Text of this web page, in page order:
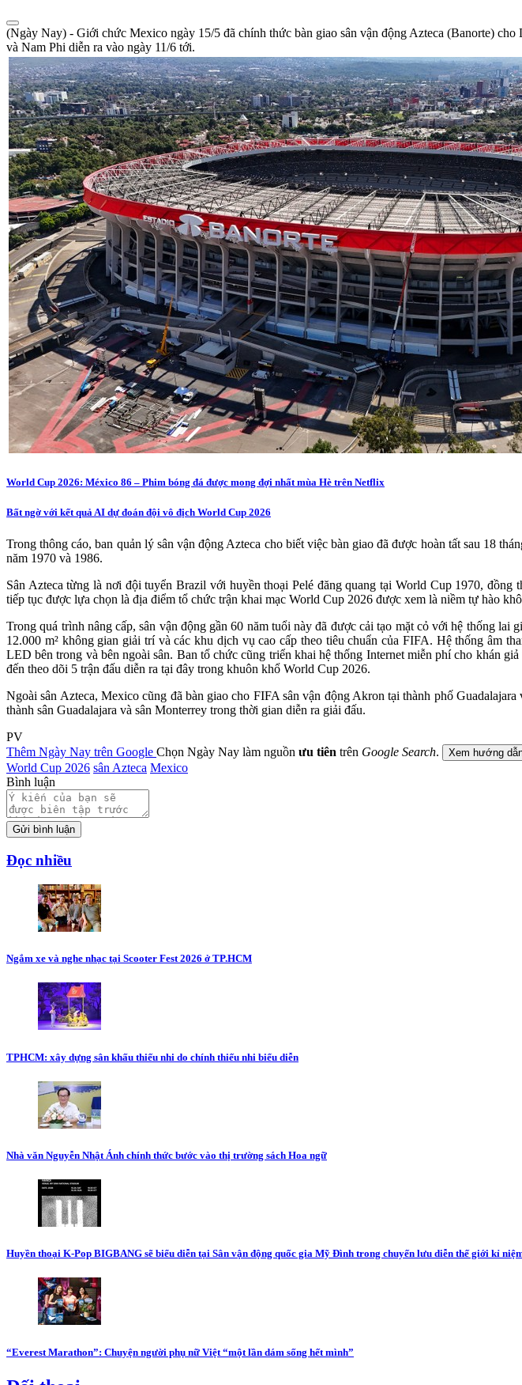
(Ngày Nay) - Giới chức Mexico ngày 15/5 đã chính thức bàn giao sân vận động Azteca (Banorte)
và Nam Phi diễn ra vào ngày 11/6 tới.
World Cup 2026: México 86 – Phim bóng đá được mong đợi nhất mùa Hè trên Netflix
Bất ngờ với kết quả AI dự đoán đội vô địch World Cup 2026
Trong thông cáo, ban quản lý sân vận động Azteca cho biết việc bàn giao đã được hoàn tất sau 18
năm 1970 và 1986.
Sân Azteca từng là nơi đội tuyển Brazil với huyền thoại Pelé đăng quang tại World Cup 1970,
tiếp tục được lựa chọn là địa điểm tổ chức trận khai mạc World Cup 2026 được xem là niềm tự hào
Trong quá trình nâng cấp, sân vận động gần 60 năm tuổi này đã được cải tạo mặt cỏ với hệ thống
12.000 m² không gian giải trí và các khu dịch vụ cao cấp theo tiêu chuẩn của FIFA. Hệ thống âm
LED bên trong và bên ngoài sân. Ban tổ chức cũng triển khai hệ thống Internet miễn phí cho khán
đến theo dõi 5 trận đấu diễn ra tại đây trong khuôn khổ World Cup 2026.
Ngoài sân Azteca, Mexico cũng đã bàn giao cho FIFA sân vận động Akron tại thành phố
thành sân Guadalajara và sân Monterrey trong thời gian diễn ra giải đấu.
PV
Thêm Ngày Nay trên Google Chọn Ngày Nay làm nguồn ưu tiên trên Google Search. Xem hướng
World Cup 2026 sân Azteca Mexico
Bình luận
Gửi bình luận
Đọc nhiều
Ngắm xe và nghe nhạc tại Scooter Fest 2026 ở TP.HCM
TPHCM: xây dựng sân khấu thiếu nhi do chính thiếu nhi biểu diễn
Nhà văn Nguyễn Nhật Ánh chính thức bước vào thị trường sách Hoa ngữ
Huyền thoại K-Pop BIGBANG sẽ biểu diễn tại Sân vận động quốc gia Mỹ Đình trong chuyến lưu diễn thế giới kỉ
“Everest Marathon”: Chuyện người phụ nữ Việt “một lần dám sống hết mình”